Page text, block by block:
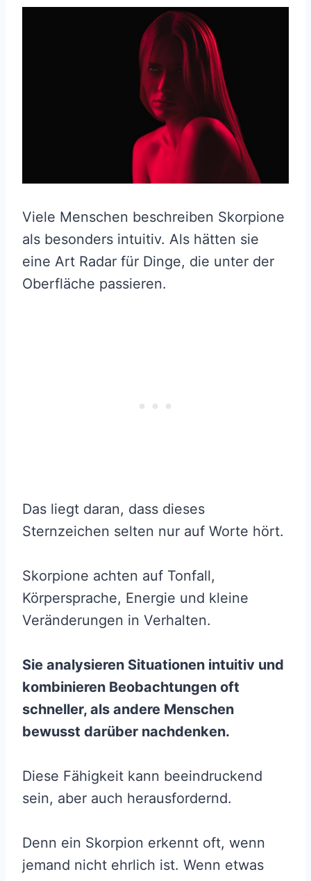
Viele Menschen beschreiben Skorpione
als besonders intuitiv. Als hätten sie
eine Art Radar für Dinge, die unter der
Oberfläche passieren.
Das liegt daran, dass dieses
Sternzeichen selten nur auf Worte hört.
Skorpione achten auf Tonfall,
Körpersprache, Energie und kleine
Veränderungen in Verhalten.
Sie analysieren Situationen intuitiv und
kombinieren Beobachtungen oft
schneller, als andere Menschen
bewusst darüber nachdenken.
Diese Fähigkeit kann beeindruckend
sein, aber auch herausfordernd.
Denn ein Skorpion erkennt oft, wenn
jemand nicht ehrlich ist. Wenn etwas